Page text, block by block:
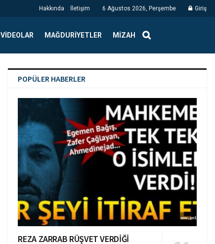
Hakkında İletişim 6 Ağustos 2026, Perşembe Giriş
VIDEOLAR MAĞDURIYETLER MIZAH
POPÜLER HABERLER
REZA ZARRAB RÜŞVET VERDİĞİ